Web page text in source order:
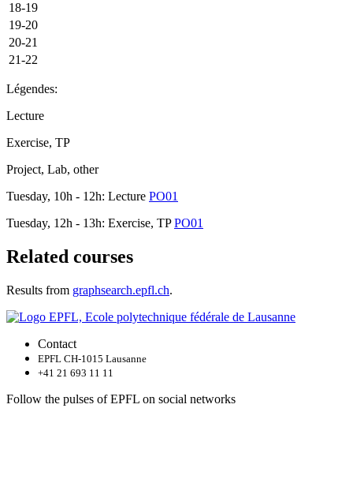
18-19
19-20
20-21
21-22
Légendes:
Lecture
Exercise, TP
Project, Lab, other
Tuesday, 10h - 12h: Lecture PO01
Tuesday, 12h - 13h: Exercise, TPPO01
Related courses
Results from graphsearch.epfl.ch.
Contact
EPFL CH-1015 Lausanne
+41 21 693 11 11
Follow the pulses of EPFL on social networks